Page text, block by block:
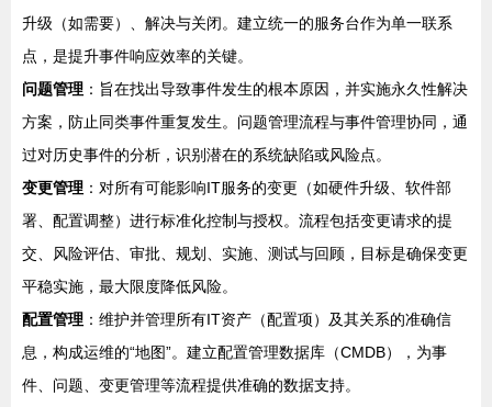
升级（如需要）、解决与关闭。建立统一的服务台作为单一联系
点，是提升事件响应效率的关键。
问题管理 ：旨在找出导致事件发生的根本原因，并实施永久性解决
方案，防止同类事件重复发生。问题管理流程与事件管理协同，通
过对历史事件的分析，识别潜在的系统缺陷或风险点。
变更管理 ：对所有可能影响IT服务的变更（如硬件升级、软件部
署、配置调整）进行标准化控制与授权。流程包括变更请求的提
交、风险评估、审批、规划、实施、测试与回顾，目标是确保变更
平稳实施，最大限度降低风险。
配置管理 ：维护并管理所有IT资产（配置项）及其关系的准确信
息，构成运维的“地图”。建立配置管理数据库（CMDB），为事
件、问题、变更管理等流程提供准确的数据支持。